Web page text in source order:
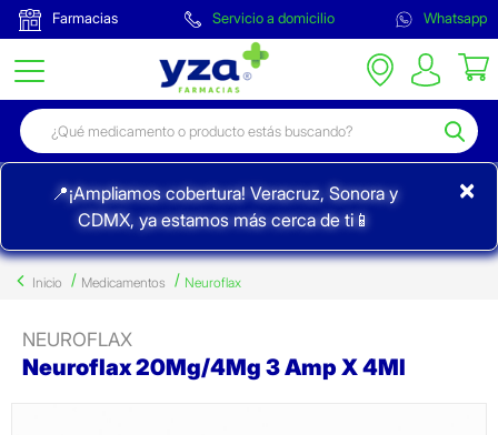
Farmacias Servicio a domicilio Whatsapp
📍¡Ampliamos cobertura! Veracruz, Sonora y
CDMX, ya estamos más cerca de ti📱
×
Inicio Medicamentos Neuroflax
NEUROFLAX
Neuroflax 20Mg/4Mg 3 Amp X 4Ml